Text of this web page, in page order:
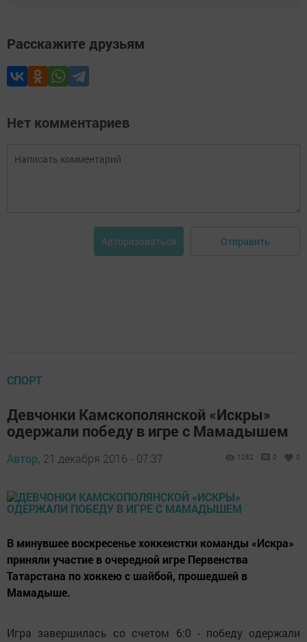
Расскажите друзьям
Нет комментариев
Авторизоваться Отправить
СПОРТ
Девчонки Камскополянской «Искры»
одержали победу в игре с Мамадышем
Автор, 21 декабря 2016 - 07:37 1282 0 0
В минувшее воскресенье хоккеистки команды «Искра»
приняли участие в очередной игре Первенства
Татарстана по хоккею с шайбой, прошедшей в
Мамадыше.
Игра завершилась со счетом 6:0 - победу одержали